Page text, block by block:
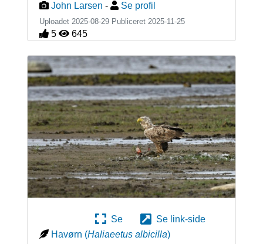
John Larsen - Se profil
Uploadet 2025-08-29 Publiceret 2025-11-25
5 645
Se
Se link-side
Havørn (Haliaeetus albicilla)